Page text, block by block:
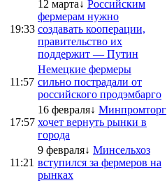
19:33
12 марта↓ Российским
фермерам нужно
создавать кооперации,
правительство их
поддержит — Путин
11:57
Немецкие фермеры
сильно пострадали от
российского продэмбарго
17:57
16 февраля↓ Минпромторг
хочет вернуть рынки в
города
11:21
9 февраля↓ Минсельхоз
вступился за фермеров на
рынках